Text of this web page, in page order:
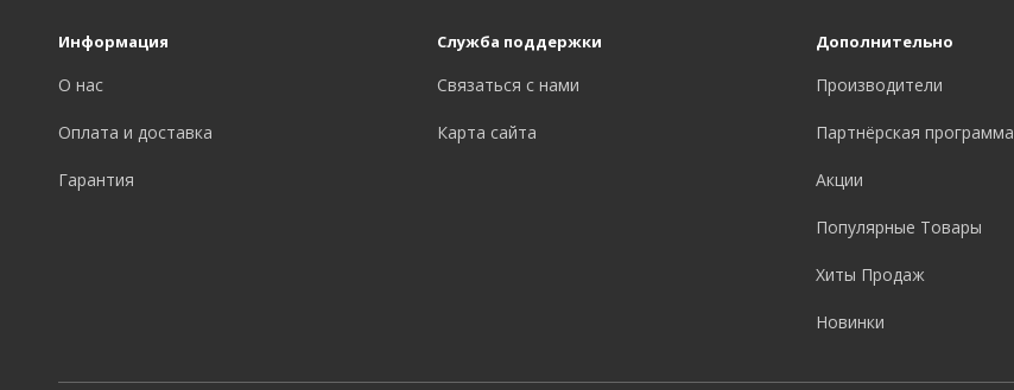
Информация
О нас
Оплата и доставка
Гарантия
Служба поддержки
Связаться с нами
Карта сайта
Дополнительно
Производители
Партнёрская программа
Акции
Популярные Товары
Хиты Продаж
Новинки